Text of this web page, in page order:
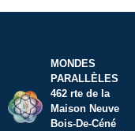
MONDES
PARALLÈLES
462 rte de la
Maison Neuve
Bois-De-Céné